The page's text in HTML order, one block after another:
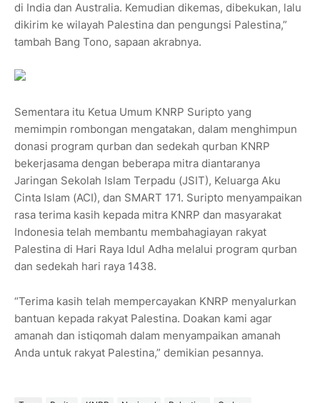
di India dan Australia. Kemudian dikemas, dibekukan, lalu
dikirim ke wilayah Palestina dan pengungsi Palestina,”
tambah Bang Tono, sapaan akrabnya.
Sementara itu Ketua Umum KNRP Suripto yang
memimpin rombongan mengatakan, dalam menghimpun
donasi program qurban dan sedekah qurban KNRP
bekerjasama dengan beberapa mitra diantaranya
Jaringan Sekolah Islam Terpadu (JSIT), Keluarga Aku
Cinta Islam (ACI), dan SMART 171. Suripto menyampaikan
rasa terima kasih kepada mitra KNRP dan masyarakat
Indonesia telah membantu membahagiayan rakyat
Palestina di Hari Raya Idul Adha melalui program qurban
dan sedekah hari raya 1438.
“Terima kasih telah mempercayakan KNRP menyalurkan
bantuan kepada rakyat Palestina. Doakan kami agar
amanah dan istiqomah dalam menyampaikan amanah
Anda untuk rakyat Palestina,” demikian pesannya.